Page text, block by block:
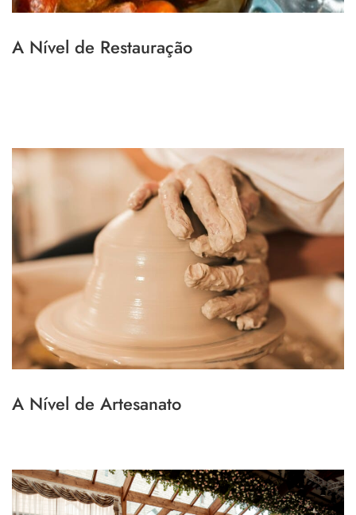
A Nível de Restauração
A Nível de Artesanato